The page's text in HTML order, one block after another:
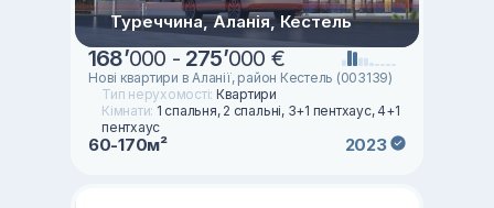
Туреччина, Аланія, Кестель
168’000 - 275’000 €
Нові квартири в Аланії, район Кестель (003139)
Тип нерухомості: Квартири
Кімнати: 1 спальня, 2 спальні, 3+1 пентхаус, 4+1
пентхаус
60-170м² 2023